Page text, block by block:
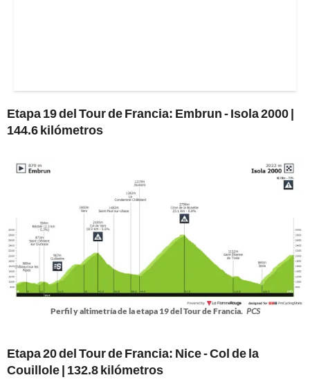
Etapa 19 del Tour de Francia: Embrun - Isola 2000 |
144.6 kilómetros
Perfil y altimetría de la etapa 19 del Tour de Francia. PCS
Etapa 20 del Tour de Francia: Nice - Col de la
Couillole | 132.8 kilómetros